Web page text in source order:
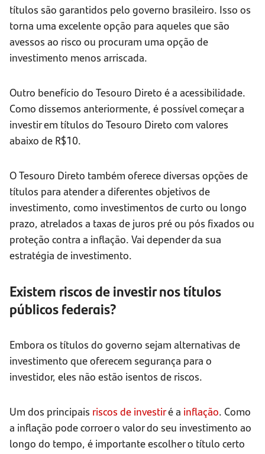
títulos são garantidos pelo governo brasileiro. Isso os
torna uma excelente opção para aqueles que são
avessos ao risco ou procuram uma opção de
investimento menos arriscada.
Outro benefício do Tesouro Direto é a acessibilidade.
Como dissemos anteriormente, é possível começar a
investir em títulos do Tesouro Direto com valores
abaixo de R$10.
O Tesouro Direto também oferece diversas opções de
títulos para atender a diferentes objetivos de
investimento, como investimentos de curto ou longo
prazo, atrelados a taxas de juros pré ou pós fixados ​​ou
proteção contra a inflação. Vai depender da sua
estratégia de investimento.
Existem riscos de investir nos títulos
públicos federais?
Embora os títulos do governo sejam alternativas de
investimento que oferecem segurança para o
investidor, eles não estão isentos de riscos.
Um dos principais riscos de investiré a inflação. Como
a inflação pode corroer o valor do seu investimento ao
longo do tempo, é importante escolher o título certo